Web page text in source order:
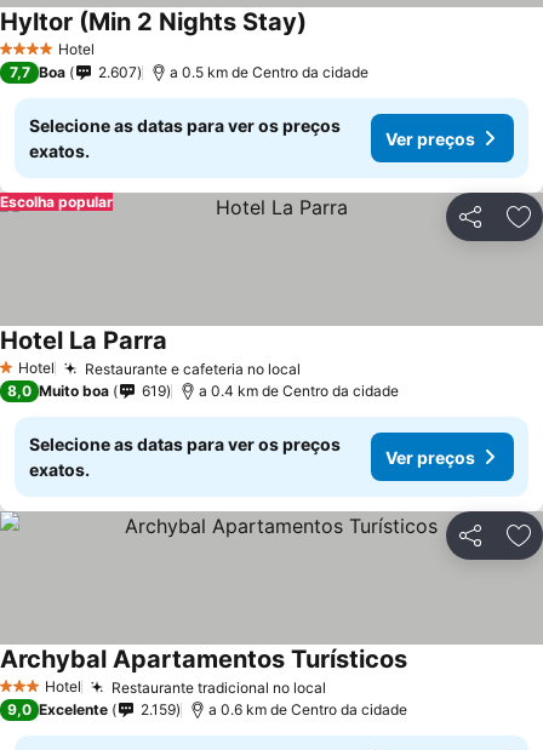
4 EstrelasHotel
Hyltor (Min 2 Nights Stay)
7,7 Boa 2.607 a 0.5 km de Centro da cidade
Selecione as datas para ver os preços
exatos.
Ver preços
Partilhar
Escolha popular
1 Estrelas
Hotel Restaurante e cafeteria no local
Hotel La Parra
8,0 Muito boa 619 a 0.4 km de Centro da cidade
Selecione as datas para ver os preços
exatos.
Ver preços
Partilhar
3 EstrelasHotel Restaurante tradicional no local
Archybal Apartamentos Turísticos
9,0 Excelente 2.159 a 0.6 km de Centro da cidade